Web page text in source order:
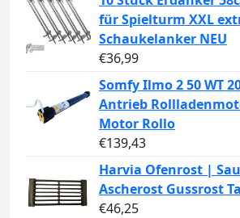
für Spielturm XXL
Schaukelanker NEU
€36,99
Somfy Ilmo 2 50 WT
Antrieb
Motor Rollo
€139,43
Harvia Ofenrost |
Ascherost Gussrost
€46,25